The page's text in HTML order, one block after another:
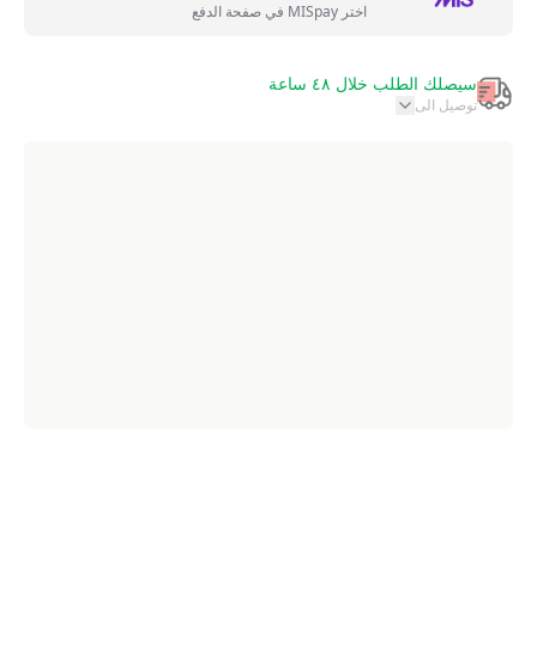
اختر MISpay في صفحة الدفع
سيصلك الطلب خلال ٤٨ ساعة
توصيل الى